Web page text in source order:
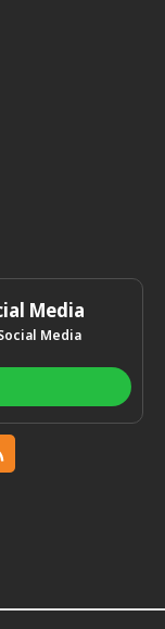
Media
Media